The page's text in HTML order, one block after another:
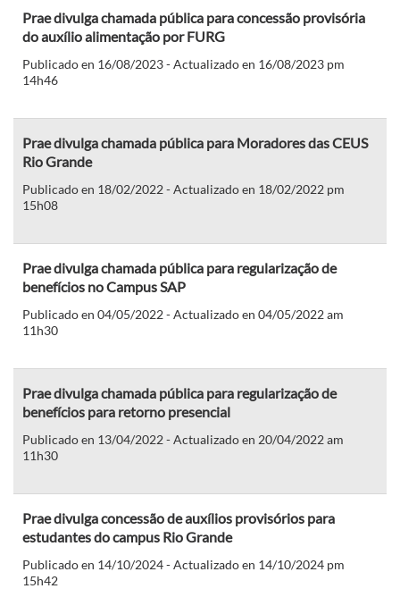
Prae divulga chamada pública para concessão provisória
do auxílio alimentação por FURG
Publicado en 16/08/2023 - Actualizado en 16/08/2023 pm
14h46
Prae divulga chamada pública para Moradores das CEUS
Rio Grande
Publicado en 18/02/2022 - Actualizado en 18/02/2022 pm
15h08
Prae divulga chamada pública para regularização de
benefícios no Campus SAP
Publicado en 04/05/2022 - Actualizado en 04/05/2022 am
11h30
Prae divulga chamada pública para regularização de
benefícios para retorno presencial
Publicado en 13/04/2022 - Actualizado en 20/04/2022 am
11h30
Prae divulga concessão de auxílios provisórios para
estudantes do campus Rio Grande
Publicado en 14/10/2024 - Actualizado en 14/10/2024 pm
15h42